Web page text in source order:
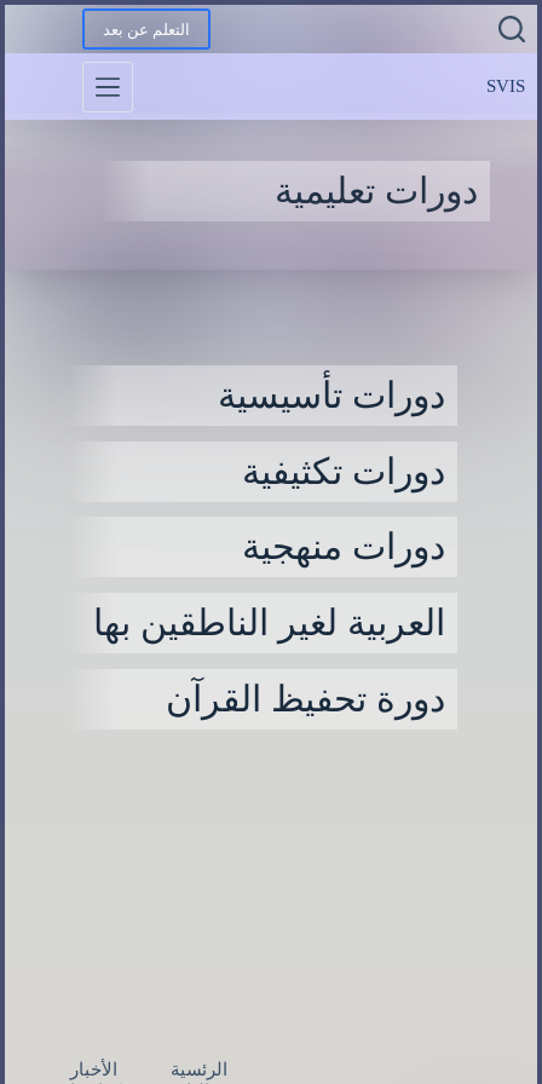
التعلم عن بعد
SVIS
دورات تعليمية
دورات تأسيسية
دورات تكثيفية
دورات منهجية
العربية لغير الناطقين بها
دورة تحفيظ القرآن
الرئسية
الأخبار